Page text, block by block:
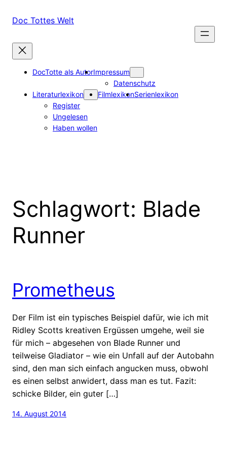
InhaltDoc Tottes Welt
DocTotte als AutorImpressum
Datenschutz
Literaturlexikon
Register
Ungelesen
Haben wollen
FilmlexikonSerienlexikon
Schlagwort: Blade
Runner
Prometheus
Der Film ist ein typisches Beispiel dafür, wie ich mit
Ridley Scotts kreativen Ergüssen umgehe, weil sie
für mich – abgesehen von Blade Runner und
teilweise Gladiator – wie ein Unfall auf der Autobahn
sind, den man sich einfach angucken muss, obwohl
es einen selbst anwidert, dass man es tut. Fazit:
schicke Bilder, ein guter […]
14. August 2014